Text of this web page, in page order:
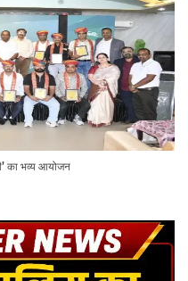
का भव्य आयोजन